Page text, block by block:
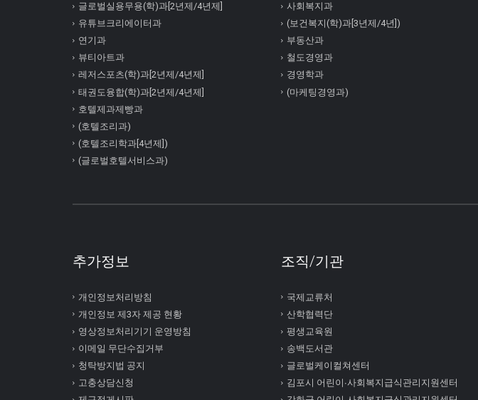
글로벌실용무용(학)과[2년제/4년제]
유튜브크리에이터과
연기과
뷰티아트과
레저스포츠(학)과[2년제/4년제]
태권도융합(학)과[2년제/4년제]
호텔제과제빵과
(호텔조리과)
(호텔조리학과[4년제])
(글로벌호텔서비스과)
사회복지과
(보건복지(학)과[3년제/4년])
부동산과
철도경영과
경영학과
(마케팅경영과)
추가정보
개인정보처리방침
개인정보 제3자 제공 현황
영상정보처리기기 운영방침
이메일 무단수집거부
청탁방지법 공지
고충상담신청
조직/기관
국제교류처
산학협력단
평생교육원
송백도서관
글로벌케이컬쳐센터
김포시 어린이∙사회복지급식관리지원센터